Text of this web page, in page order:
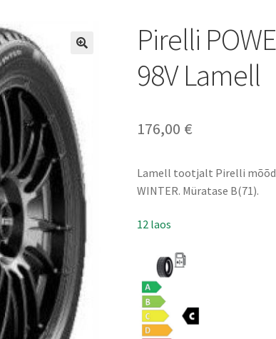
Pirelli
98V Lamell
176,00 €
Lamell tootjalt Pirelli
WINTER. Müratase B(71).
12 laos